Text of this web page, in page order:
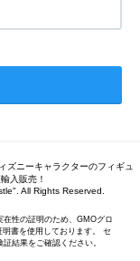
ズニーキャラクターのフィギュ
入販売！
All Rights Reserved.
在性の証明のため、GMOグロ
書を使用しております。 セ
結果をご確認ください。